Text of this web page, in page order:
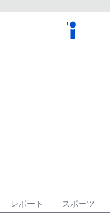
レポート スポーツ